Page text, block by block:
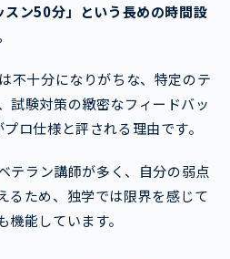
スン50分」という長めの時間設
不十分になりがちな、特定のテ
試験対策の緻密なフィードバッ
ロ仕様と評される理由です。
テラン講師が多く、自分の弱点
るため、独学では限界を感じて
能しています。